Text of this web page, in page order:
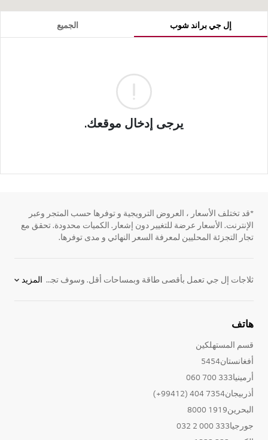
إل جي براند شوب الجميع
يرجى إدخال موقعك.
*قد تختلف الأسعار ، العروض الترويجية و توفرها حسب المتجر وعبر
الإنترنت. الأسعار عرضة للتغيير دون إشعار. الكميات محدودة. تحقق مع
تجار التجزئة المحليين لمعرفة السعر النهائي و مدى توفرها.
ثلاجات إل جي تعمل بأقصى طاقة وبمساحات أقل. وسوف تجد ميزات مثل سهولة الوصول إلى لوحات الضبط الرقمية، وضبط إعدادات درجة الحرارة و إلى لوحة اليد للتحكم ولمسة ميني بار الخاصة. نقدم لكم موديلات برادات و فريزر بأفضل المميزات لتحافظ على طعام طازج وتجعل الحياة أسهل. يمكنكم مشاهدة المزيد
هاتف
قسم المستهلكين
أفغانستان5454
أرمينيا333 700 060
أذربيجان7354 404 (99412+)
البحرين1919 8000
جورجيا333 000 2 032